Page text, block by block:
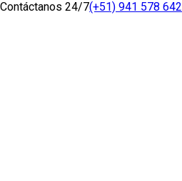
Contáctanos 24/7(+51) 941 578 642